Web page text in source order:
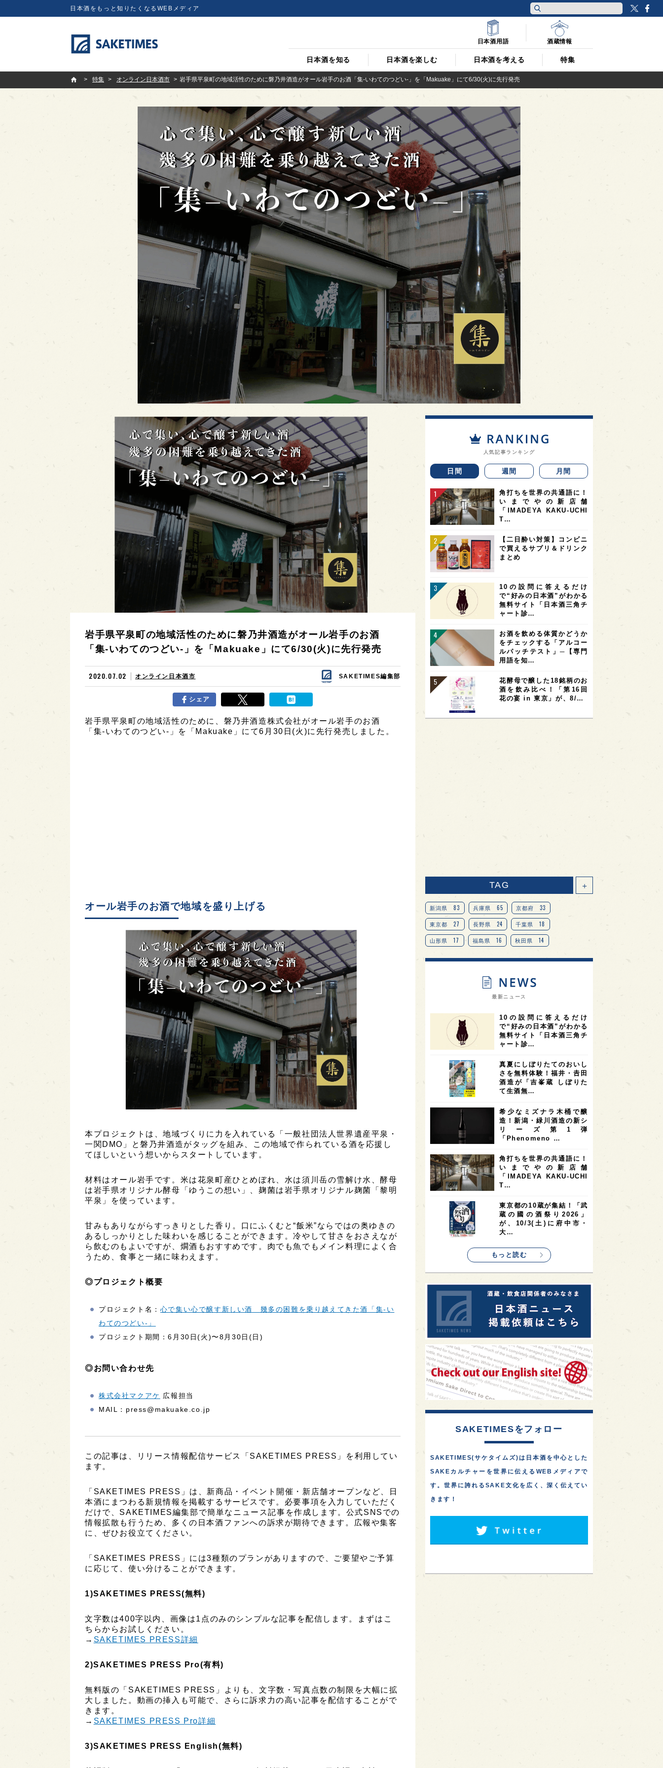
日本酒をもっと知りたくなるWEBメディア
日本酒を知る 日本酒を楽しむ 日本酒を考える 特集
日本酒用語 酒蔵情報
SAKETIMES
特集
オンライン日本酒市 岩手県平泉町の地域活性のために磐乃井酒造がオール岩手のお酒「集-いわてのつどい-」を「Makuake」にて6/30(火)に先行発売
岩手県平泉町の地域活性のために磐乃井酒造がオール岩手のお酒
「集-いわてのつどい-」を「Makuake」にて6/30(火)に先行発売
2020.07.02 オンライン日本酒市 SAKETIMES編集部
シェア
岩手県平泉町の地域活性のために、磐乃井酒造株式会社がオール岩手のお酒
「集-いわてのつどい-」を「Makuake」にて6月30日(火)に先行発売しました。
オール岩手のお酒で地域を盛り上げる
本プロジェクトは、地域づくりに力を入れている「一般社団法人世界遺産平泉・
一関DMO」と磐乃井酒造がタッグを組み、この地域で作られている酒を応援し
てほしいという想いからスタートしています。
材料はオール岩手です。米は花泉町産ひとめぼれ、水は須川岳の雪解け水、酵母
は岩手県オリジナル酵母「ゆうこの想い」、麹菌は岩手県オリジナル麹菌「黎明
平泉」を使っています。
甘みもありながらすっきりとした香り。口にふくむと“飯米”ならではの奥ゆきの
あるしっかりとした味わいを感じることができます。冷やして甘さをおさえなが
ら飲むのもよいですが、燗酒もおすすめです。肉でも魚でもメイン料理によく合
うため、食事と一緒に味わえます。
◎プロジェクト概要
プロジェクト名： 心で集い心で醸す新しい酒 幾多の困難を乗り越えてきた酒「集-い
わてのつどい-」
プロジェクト期間：6月30日(火)〜8月30日(日)
◎お問い合わせ先
株式会社マクアケ 広報担当
MAIL：press@makuake.co.jp
この記事は、リリース情報配信サービス「SAKETIMES PRESS」を利用してい
ます。
「SAKETIMES PRESS」は、新商品・イベント開催・新店舗オープンなど、日
本酒にまつわる新規情報を掲載するサービスです。必要事項を入力していただく
だけで、SAKETIMES編集部で簡単なニュース記事を作成します。公式SNSでの
情報拡散も行うため、多くの日本酒ファンへの訴求が期待できます。広報や集客
に、ぜひお役立てください。
「SAKETIMES PRESS」には3種類のプランがありますので、ご要望やご予算
に応じて、使い分けることができます。
1)SAKETIMES PRESS(無料)
文字数は400字以内、画像は1点のみのシンプルな記事を配信します。まずはこ
ちらからお試しください。
→ SAKETIMES PRESS詳細
2)SAKETIMES PRESS Pro(有料)
無料版の「SAKETIMES PRESS」よりも、文字数・写真点数の制限を大幅に拡
大しました。動画の挿入も可能で、さらに訴求力の高い記事を配信することがで
きます。
→ SAKETIMES PRESS Pro詳細
3)SAKETIMES PRESS English(無料)
人気記事ランキング
日間 週間 月間
角打ちを世界の共通語に！
いまでやの新店舗
「IMADEYA KAKU-UCHI
T…
【二日酔い対策】コンビニ
で買えるサプリ＆ドリンク
まとめ
10の設問に答えるだけ
で“好みの日本酒”がわかる
無料サイト「日本酒三角チ
ャート診…
お酒を飲める体質かどうか
をチェックする「アルコー
ルパッチテスト」─【専門
用語を知…
花酵母で醸した18銘柄のお
酒を飲み比べ！「第16回
花の宴 in 東京」が、8/…
TAG ＋
新潟県 83 兵庫県 65 京都府 33
東京都 27 長野県 24 千葉県 18
山形県 17 福島県 16 秋田県 14
愛知県 14 宮城県 14 岐阜県 13
オピニオンリーダーの視点 9
奈良県 滋賀県 7 和歌山県 6
富山県 6 フランス 6 高知県 5 島根県 5
4 アメリカ 4 神奈川県 4
4 三重県 大阪府 3
オーストラリア 台湾 2 アジア 2
SAKEの時代を生きる 静岡県 1 長崎県
全蔵めぐり 1 シンガポール 1 カナダ 1
群馬県 1 熊本県 徳島県
イギリス 1 ノルウェー 1 新宿区 1
歌舞伎町 1 1 鳥取県 1
saketimes_image_4
最新ニュース
10の設問に答えるだけ
で“好みの日本酒”がわかる
無料サイト「日本酒三角チ
ャート診…
真夏にしぼりたてのおいし
さを無料体験！福井・𠮷田
酒造が「吉峯蔵 しぼりた
て生酒無…
希少なミズナラ木桶で醸
造！新潟・緑川酒造の新シ
リーズ第1弾
「Phenomeno …
角打ちを世界の共通語に！
いまでやの新店舗
「IMADEYA KAKU-UCHI
T…
東京都の10蔵が集結！「武
蔵の國の酒祭り2026」
が、10/3(土)に府中市・
大…
もっと読む
SAKETIMESをフォロー
SAKETIMES(サケタイムズ)は日本酒を中心とした
SAKEカルチャーを世界に伝えるWEBメディアで
す。世界に誇れるSAKE文化を広く、深く伝えてい
きます！